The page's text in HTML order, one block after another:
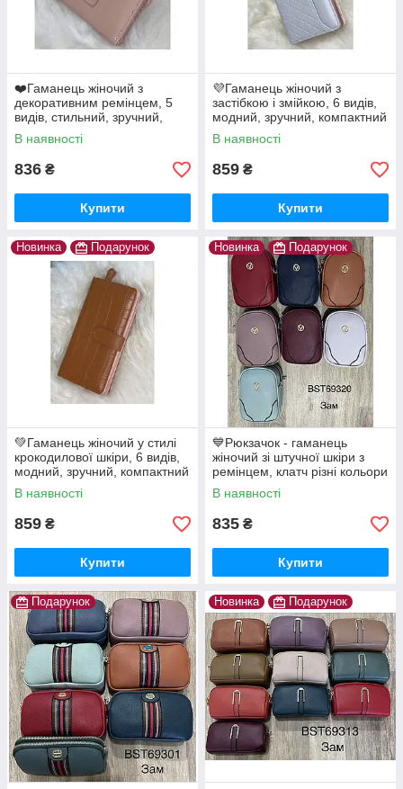
❤️Гаманець жіночий з
декоративним ремінцем, 5
видів, стильний, зручний,
компактний
В наявності
836 ₴
Купити
💜Гаманець жіночий з
застібкою і змійкою, 6 видів,
модний, зручний, компактний
В наявності
859 ₴
Купити
Новинка Подарунок
💚Гаманець жіночий у стилі
крокодилової шкіри, 6 видів,
модний, зручний, компактний
В наявності
859 ₴
Купити
Новинка Подарунок
💙Рюкзачок - гаманець
жіночий зі штучної шкіри з
ремінцем, клатч різні кольори
В наявності
835 ₴
Купити
Подарунок Новинка Подарунок